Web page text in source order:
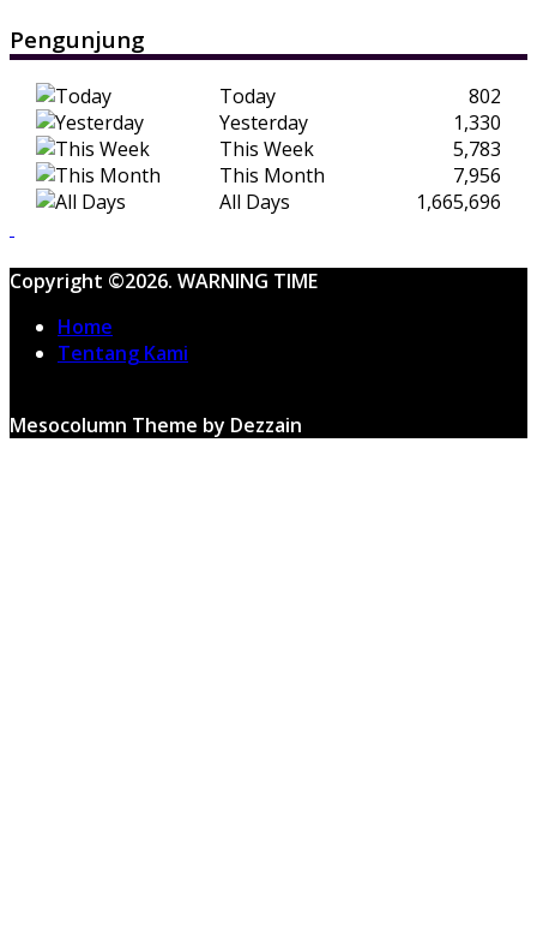
Pengunjung
Today
802
Yesterday
1,330
This Week
5,783
This Month
7,956
All Days
1,665,696
Copyright ©2026. WARNING TIME
Home
Tentang Kami
Mesocolumn Theme by Dezzain